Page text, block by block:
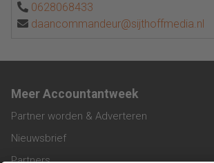
0628068433
daancommandeur@sijthoffmedia.nl
Meer Accountantweek
Partner worden & Adverteren
Nieuwsbrief
Partners